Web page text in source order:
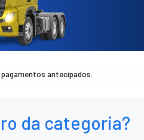
antecipados.
da categoria?